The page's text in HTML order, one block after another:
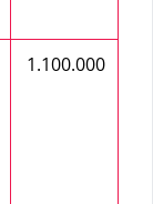
1.100.000